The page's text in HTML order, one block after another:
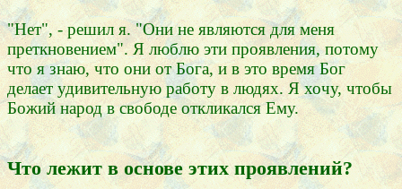
"Нет", - решил я. "Они не являются для меня
преткновением". Я люблю эти проявления, потому
что я знаю, что они от Бога, и в это время Бог
делает удивительную работу в людях. Я хочу, чтобы
Божий народ в свободе откликался Ему.
Что лежит в основе этих проявлений?